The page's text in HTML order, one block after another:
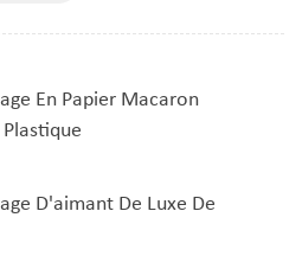
En Papier Macaron
D'aimant De Luxe De